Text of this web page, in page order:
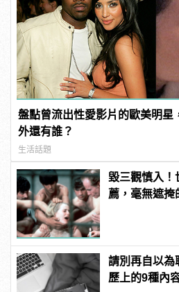
盤點曾流出性愛影片的歐美明星
外還有誰？
生活話題
毀三觀慎入！
薦，毫無遮掩
請別再自以為
歷上的9種內